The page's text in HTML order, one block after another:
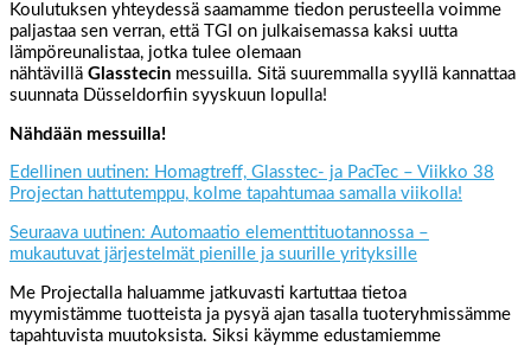
Koulutuksen yhteydessä saamamme tiedon perusteella voimme
paljastaa sen verran, että TGI on julkaisemassa kaksi uutta
lämpöreunalistaa, jotka tulee olemaan
nähtävillä Glasstecin messuilla. Sitä suuremmalla syyllä kannattaa
suunnata Düsseldorfiin syyskuun lopulla!
Nähdään messuilla!
Edellinen uutinen: Homagtreff, Glasstec- ja PacTec – Viikko 38
Projectan hattutemppu, kolme tapahtumaa samalla viikolla!
Seuraava uutinen: Automaatio elementtituotannossa –
mukautuvat järjestelmät pienille ja suurille yrityksille
Me Projectalla haluamme jatkuvasti kartuttaa tietoa
myymistämme tuotteista ja pysyä ajan tasalla tuoteryhmissämme
tapahtuvista muutoksista. Siksi käymme edustamiemme